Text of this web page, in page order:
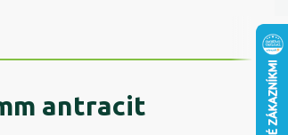
antracit